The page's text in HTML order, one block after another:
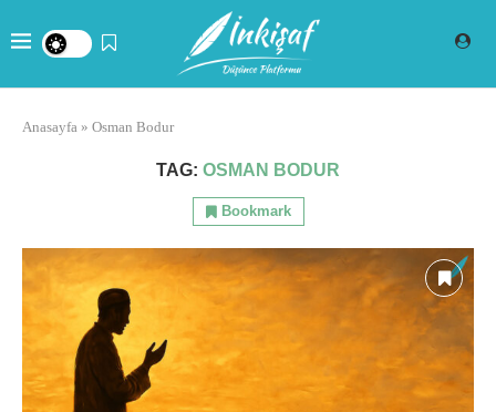
Anasayfa » Osman Bodur
TAG: OSMAN BODUR
Bookmark